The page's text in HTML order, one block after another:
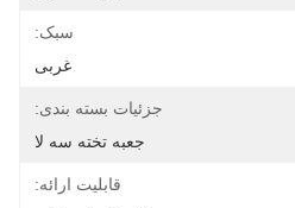
سبک:
غربی
جزئیات بسته بندی:
جعبه تخته سه لا
قابلیت ارائه: